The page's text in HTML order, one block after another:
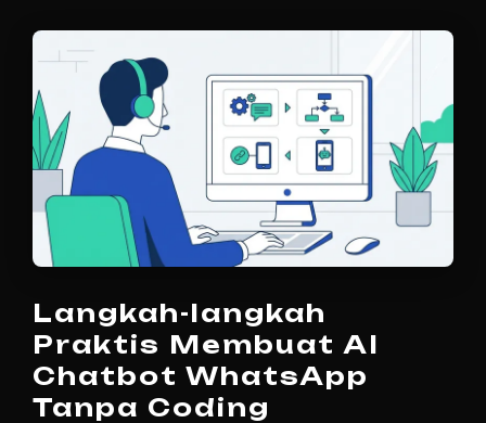
Langkah-langkah
Praktis Membuat AI
Chatbot WhatsApp
Tanpa Coding